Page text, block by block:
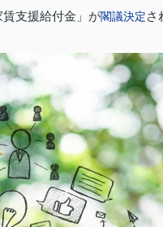
支援給付金」が閣議決定さ